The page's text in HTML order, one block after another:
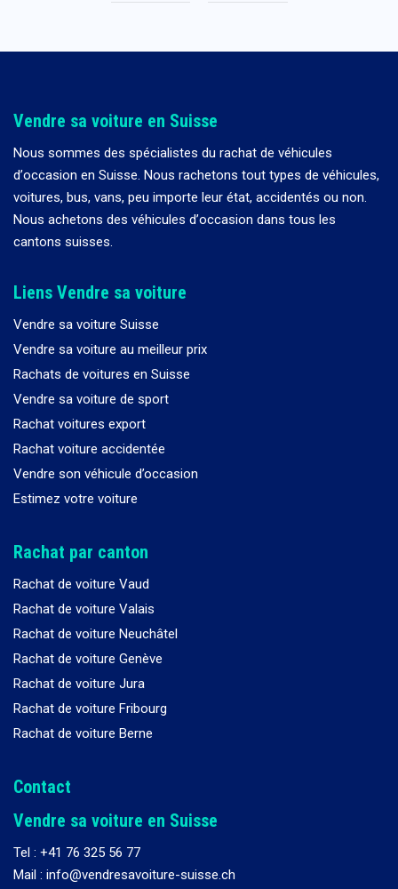
Vendre sa voiture en Suisse
Nous sommes des spécialistes du rachat de véhicules
d’occasion en Suisse. Nous rachetons tout types de véhicules,
voitures, bus, vans, peu importe leur état, accidentés ou non.
Nous achetons des véhicules d’occasion dans tous les
cantons suisses.
Liens Vendre sa voiture
Vendre sa voiture Suisse
Vendre sa voiture au meilleur prix
Rachats de voitures en Suisse
Vendre sa voiture de sport
Rachat voitures export
Rachat voiture accidentée
Vendre son véhicule d’occasion
Estimez votre voiture
Rachat par canton
Rachat de voiture Vaud
Rachat de voiture Valais
Rachat de voiture Neuchâtel
Rachat de voiture Genève
Rachat de voiture Jura
Rachat de voiture Fribourg
Rachat de voiture Berne
Contact
Vendre sa voiture en Suisse
Tel : +41 76 325 56 77
Mail : info@vendresavoiture-suisse.ch